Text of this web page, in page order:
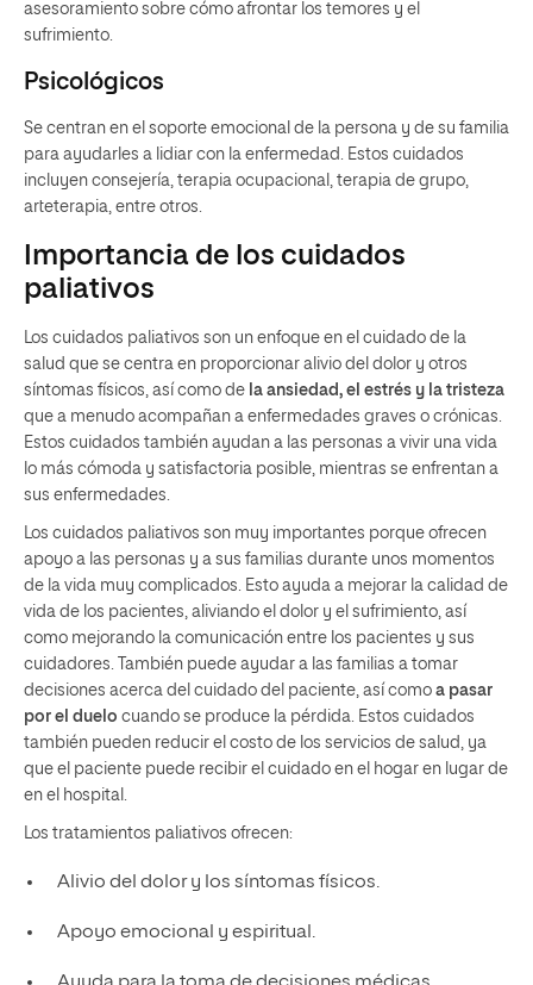
asesoramiento sobre cómo afrontar los temores y el
sufrimiento.
Psicológicos
Se centran en el soporte emocional de la persona y de su familia
para ayudarles a lidiar con la enfermedad. Estos cuidados
incluyen consejería, terapia ocupacional, terapia de grupo,
arteterapia, entre otros.
Importancia de los cuidados
paliativos
Los cuidados paliativos son un enfoque en el cuidado de la
salud que se centra en proporcionar alivio del dolor y otros
síntomas físicos, así como de la ansiedad, el estrés y la tristeza
que a menudo acompañan a enfermedades graves o crónicas.
Estos cuidados también ayudan a las personas a vivir una vida
lo más cómoda y satisfactoria posible, mientras se enfrentan a
sus enfermedades.
Los cuidados paliativos son muy importantes porque ofrecen
apoyo a las personas y a sus familias durante unos momentos
de la vida muy complicados. Esto ayuda a mejorar la calidad de
vida de los pacientes, aliviando el dolor y el sufrimiento, así
como mejorando la comunicación entre los pacientes y sus
cuidadores. También puede ayudar a las familias a tomar
decisiones acerca del cuidado del paciente, así como a pasar
por el duelo cuando se produce la pérdida. Estos cuidados
también pueden reducir el costo de los servicios de salud, ya
que el paciente puede recibir el cuidado en el hogar en lugar de
en el hospital.
Los tratamientos paliativos ofrecen:
Alivio del dolor y los síntomas físicos.
Apoyo emocional y espiritual.